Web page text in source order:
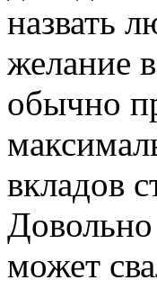
назвать
желание
обычно
вкладов
может